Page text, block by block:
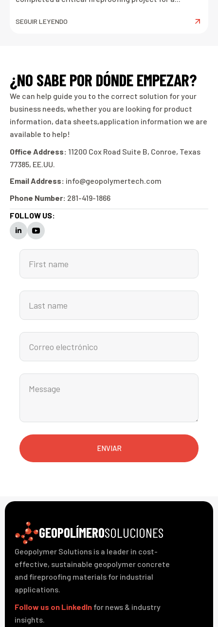
SEGUIR LEYENDO
¿NO SABE POR DÓNDE EMPEZAR?
We can help guide you to the correct solution for your
business needs, whether you are looking for product
information, data sheets,application information we are
available to help!
Office Address: 11200 Cox Road Suite B, Conroe, Texas
77385, EE.UU.
Email Address: info@geopolymertech.com
Phone Number: 281-419-1866
FOLLOW US:
ENVIAR
GEOPOLÍMEROSOLUCIONES
Geopolymer Solutions is a leader in cost-
effective, sustainable geopolymer concrete
and fireproofing materials for industrial
applications.
Follow us on LinkedIn for news & industry
insights.